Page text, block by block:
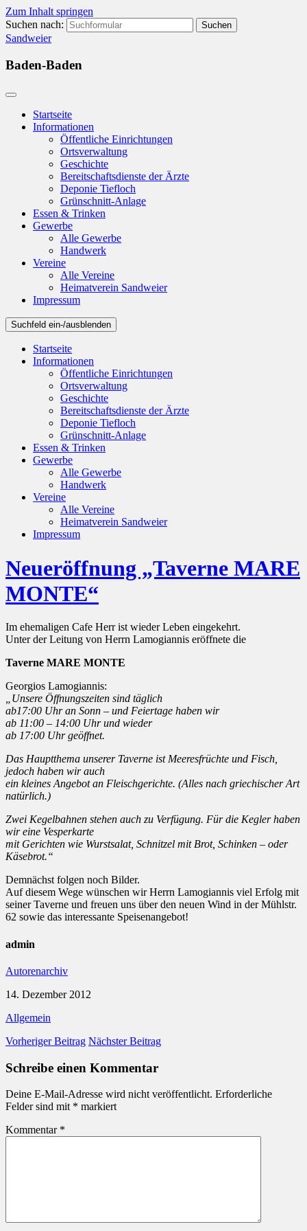
Zum Inhalt springen
Suchen nach:
Sandweier
Baden-Baden
Startseite
Informationen
Öffentliche Einrichtungen
Ortsverwaltung
Geschichte
Bereitschaftsdienste der Ärzte
Deponie Tiefloch
Grünschnitt-Anlage
Essen & Trinken
Gewerbe
Alle Gewerbe
Handwerk
Vereine
Alle Vereine
Heimatverein Sandweier
Impressum
Suchfeld ein-/ausblenden
Startseite
Informationen
Öffentliche Einrichtungen
Ortsverwaltung
Geschichte
Bereitschaftsdienste der Ärzte
Deponie Tiefloch
Grünschnitt-Anlage
Essen & Trinken
Gewerbe
Alle Gewerbe
Handwerk
Vereine
Alle Vereine
Heimatverein Sandweier
Impressum
Neueröffnung „Taverne MARE
MONTE“
Im ehemaligen Cafe Herr ist wieder Leben eingekehrt.
Unter der Leitung von Herrn Lamogiannis eröffnete die
Taverne MARE MONTE
Georgios Lamogiannis:
„Unsere Öffnungszeiten sind täglich
ab17:00 Uhr an Sonn – und Feiertage haben wir
ab 11:00 – 14:00 Uhr und wieder
ab 17:00 Uhr geöffnet.
Das Hauptthema unserer Taverne ist Meeresfrüchte und Fisch,
jedoch haben wir auch
ein kleines Angebot an Fleischgerichte. (Alles nach griechischer Art
natürlich.)
Zwei Kegelbahnen stehen auch zu Verfügung. Für die Kegler haben
wir eine Vesperkarte
mit Gerichten wie Wurstsalat, Schnitzel mit Brot, Schinken – oder
Käsebrot.“
Demnächst folgen noch Bilder.
Auf diesem Wege wünschen wir Herrn Lamogiannis viel Erfolg mit
seiner Taverne und freuen uns über den neuen Wind in der Mühlstr.
62 sowie das interessante Speisenangebot!
admin
Autorenarchiv
14. Dezember 2012
Allgemein
Vorheriger Beitrag Nächster Beitrag
Schreibe einen Kommentar
Deine E-Mail-Adresse wird nicht veröffentlicht. Erforderliche
Felder sind mit * markiert
Kommentar *